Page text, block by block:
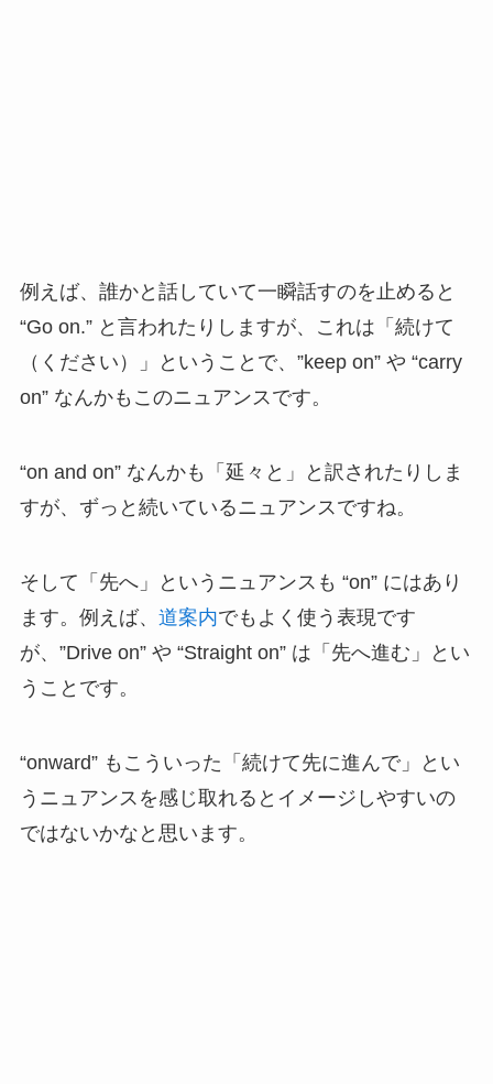
例えば、誰かと話していて一瞬話すのを止めると
“Go on.” と言われたりしますが、これは「続けて
（ください）」ということで、”keep on” や “carry
on” なんかもこのニュアンスです。
“on and on” なんかも「延々と」と訳されたりしま
すが、ずっと続いているニュアンスですね。
そして「先へ」というニュアンスも “on” にはあり
ます。例えば、 道案内でもよく使う表現です
が、”Drive on” や “Straight on” は「先へ進む」とい
うことです。
“onward” もこういった「続けて先に進んで」とい
うニュアンスを感じ取れるとイメージしやすいの
ではないかなと思います。